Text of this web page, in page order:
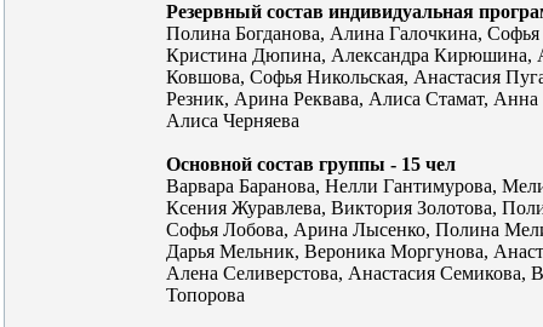
Резервный состав индивидуальная
Полина Богданова, Алина Галочкина,
Кристина Дюпина, Александра Кирюшина,
Ковшова, Софья Никольская, Анастасия
Резник, Арина Реквава, Алиса Стамат,
Алиса Черняева
Основной состав группы - 15 чел
Варвара Баранова, Нелли Гантимурова,
Ксения Журавлева, Виктория Золотова,
Софья Лобова, Арина Лысенко, Полина
Дарья Мельник, Вероника Моргунова,
Алена Селиверстова, Анастасия Семикова,
Топорова